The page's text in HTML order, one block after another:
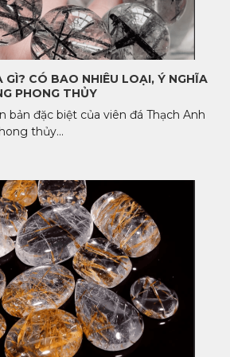
CÓ BAO NHIÊU LOẠI, Ý NGHĨA
PHONG THỦY
bản đặc biệt của viên đá Thạch Anh
thủy...